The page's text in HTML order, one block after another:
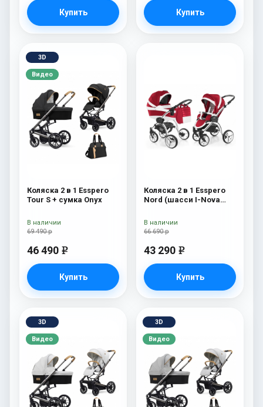
Купить Купить
3D
Видео
Коляска 2 в 1 Esspero
Tour S + сумка Onyx
69 490 р
46 490 e
Купить
В наличии
Коляска 2 в 1 Esspero
Nord (шасси I-Nova
66 690 р
43 290 e
Купить
В наличии
3D
Видео
3D
Видео